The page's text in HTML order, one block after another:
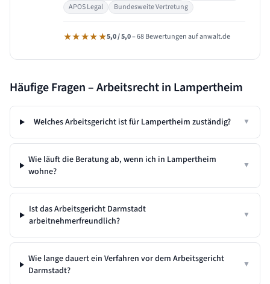
APOS Legal
Bundesweite Vertretung
★★★★★5,0 / 5,0– 68 Bewertungen auf anwalt.de
Häufige Fragen – Arbeitsrecht in Lampertheim
Welches Arbeitsgericht ist für Lampertheim zuständig? ▼
Wie läuft die Beratung ab, wenn ich in Lampertheim
wohne?
▼
Ist das Arbeitsgericht Darmstadt
arbeitnehmerfreundlich?
▼
Wie lange dauert ein Verfahren vor dem Arbeitsgericht
Darmstadt?
▼